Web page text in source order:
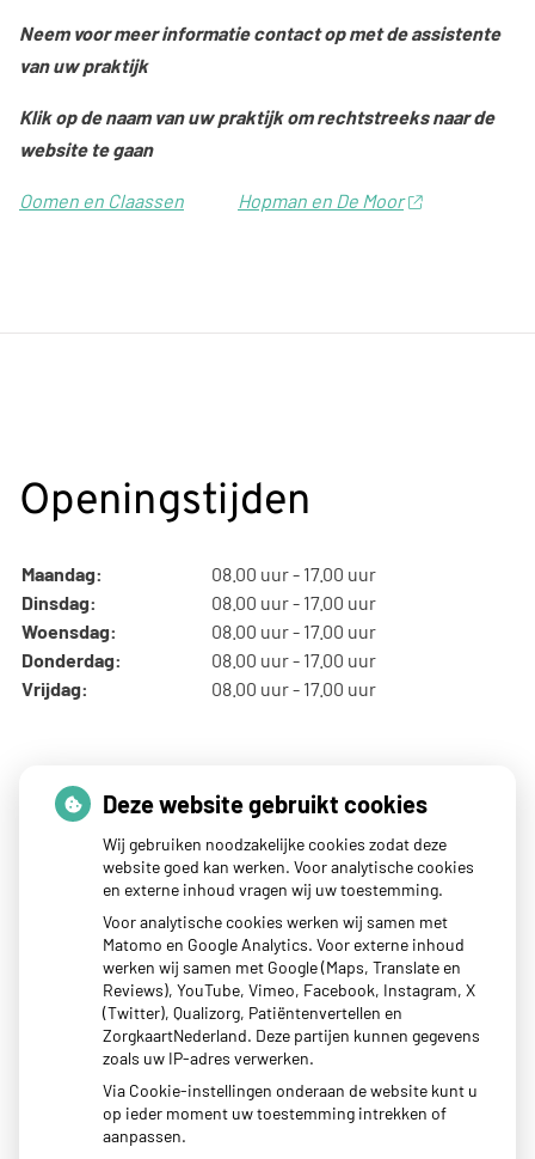
Neem voor meer informatie contact op met de assistente
van uw praktijk
Klik op de naam van uw praktijk om rechtstreeks naar de
website te gaan
Oomen en Claassen Hopman en De Moor
Openingstijden
Maandag:
08.00 uur - 17.00 uur
Dinsdag:
08.00 uur - 17.00 uur
Woensdag:
08.00 uur - 17.00 uur
Donderdag:
08.00 uur - 17.00 uur
Vrijdag:
08.00 uur - 17.00 uur
Thuisarts nieuws
Tips als je kind last heeft van reisziekte
Sterke zon op je huid: let op
Denk je na over een borstvergroting?
Twijfel over gender? Hier vind je hulp
Klachten door de eiken-processierups?
Deze website gebruikt cookies
Wij gebruiken noodzakelijke cookies zodat deze
website goed kan werken. Voor analytische cookies
en externe inhoud vragen wij uw toestemming.
Voor analytische cookies werken wij samen met
Matomo en Google Analytics. Voor externe inhoud
werken wij samen met Google (Maps, Translate en
Reviews), YouTube, Vimeo, Facebook, Instagram, X
(Twitter), Qualizorg, Patiëntenvertellen en
ZorgkaartNederland. Deze partijen kunnen gegevens
zoals uw IP-adres verwerken.
Via Cookie-instellingen onderaan de website kunt u
op ieder moment uw toestemming intrekken of
aanpassen.